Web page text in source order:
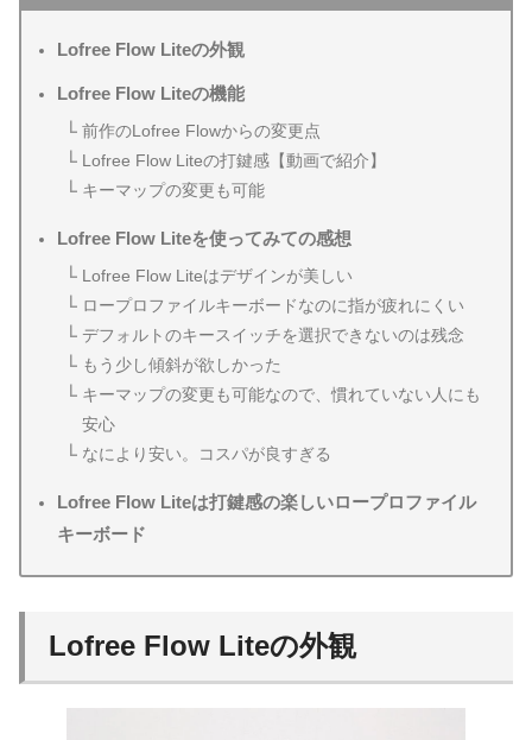
Lofree Flow Liteの外観
Lofree Flow Liteの機能
前作のLofree Flowからの変更点
Lofree Flow Liteの打鍵感【動画で紹介】
キーマップの変更も可能
Lofree Flow Liteを使ってみての感想
Lofree Flow Liteはデザインが美しい
ロープロファイルキーボードなのに指が疲れにくい
デフォルトのキースイッチを選択できないのは残念
もう少し傾斜が欲しかった
キーマップの変更も可能なので、慣れていない人にも
安心
なにより安い。コスパが良すぎる
Lofree Flow Liteは打鍵感の楽しいロープロファイル
キーボード
Lofree Flow Liteの外観